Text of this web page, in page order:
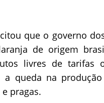
que o governo
de origem
livres de tarifas
queda na
pragas.